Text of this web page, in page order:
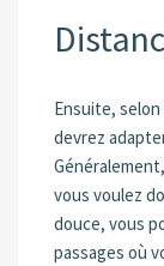
Ensuite,
devrez
vous voulez
douce, vous
passages où